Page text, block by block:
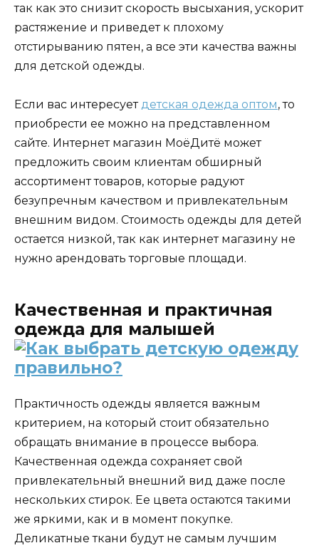
так как это снизит скорость высыхания, ускорит
растяжение и приведет к плохому
отстирыванию пятен, а все эти качества важны
для детской одежды.
Если вас интересует детская одежда оптом, то
приобрести ее можно на представленном
сайте. Интернет магазин МоёДитё может
предложить своим клиентам обширный
ассортимент товаров, которые радуют
безупречным качеством и привлекательным
внешним видом. Стоимость одежды для детей
остается низкой, так как интернет магазину не
нужно арендовать торговые площади.
Качественная и практичная
одежда для малышей
Практичность одежды является важным
критерием, на который стоит обязательно
обращать внимание в процессе выбора.
Качественная одежда сохраняет свой
привлекательный внешний вид даже после
нескольких стирок. Ее цвета остаются такими
же яркими, как и в момент покупке.
Деликатные ткани будут не самым лучшим